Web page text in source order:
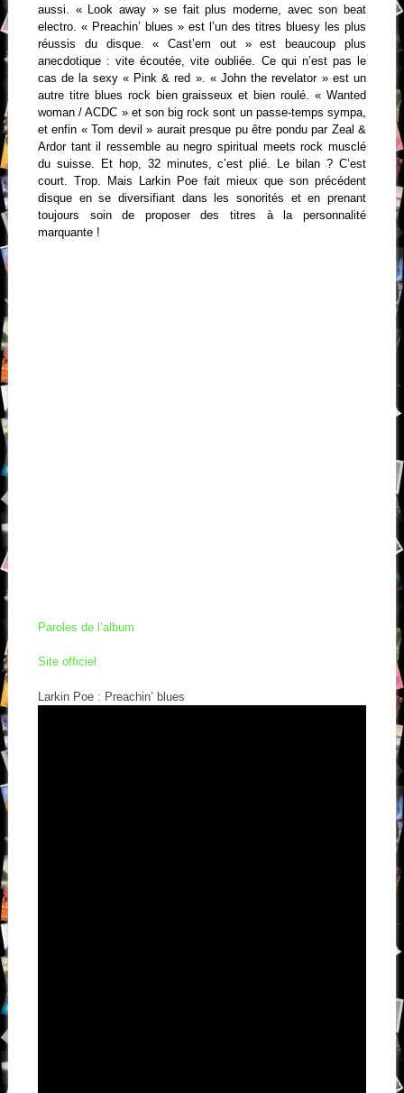
aussi. « Look away » se fait plus moderne, avec son beat
electro. « Preachin’ blues » est l’un des titres bluesy les plus
réussis du disque. « Cast’em out » est beaucoup plus
anecdotique : vite écoutée, vite oubliée. Ce qui n’est pas le
cas de la sexy « Pink & red ». « John the revelator » est un
autre titre blues rock bien graisseux et bien roulé. « Wanted
woman / ACDC » et son big rock sont un passe-temps sympa,
et enfin « Tom devil » aurait presque pu être pondu par Zeal &
Ardor tant il ressemble au negro spiritual meets rock musclé
du suisse. Et hop, 32 minutes, c’est plié. Le bilan ? C’est
court. Trop. Mais Larkin Poe fait mieux que son précédent
disque en se diversifiant dans les sonorités et en prenant
toujours soin de proposer des titres à la personnalité
marquante !
Paroles de l’album
Site officiel
Larkin Poe : Preachin’ blues